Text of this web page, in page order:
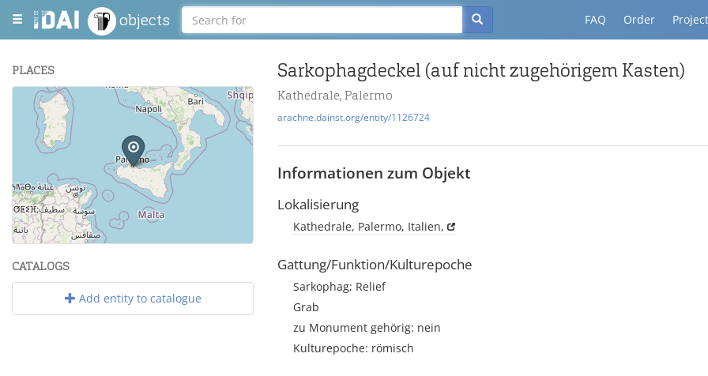
objects FAQ Order
PLACES
+
−
Leaflet
CATALOGS
Add entity to catalogue
Sarkophagdeckel (auf nicht zugehörigem Kasten)
Kathedrale, Palermo
arachne.dainst.org/entity/1126724
Informationen zum Objekt
Lokalisierung
Kathedrale, Palermo, Italien,
Gattung/Funktion/Kulturepoche
Sarkophag; Relief
Grab
zu Monument gehörig: nein
Kulturepoche: römisch